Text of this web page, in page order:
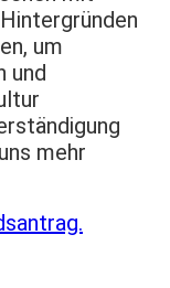
um
und
mehr